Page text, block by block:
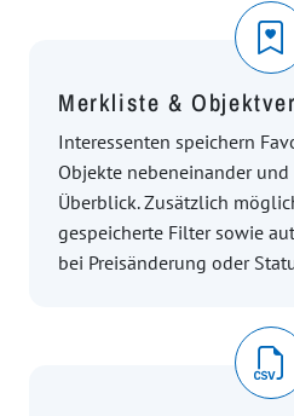
Merkliste &
Interessenten speichern
Objekte nebeneinander
Überblick. Zusätzlich
gespeicherte Filter sowie
bei Preisänderung oder